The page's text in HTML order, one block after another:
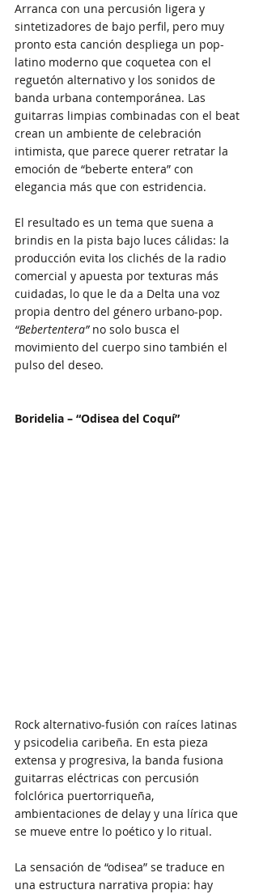
Arranca con una percusión ligera y
sintetizadores de bajo perfil, pero muy
pronto esta canción despliega un pop-
latino moderno que coquetea con el
reguetón alternativo y los sonidos de
banda urbana contemporánea. Las
guitarras limpias combinadas con el beat
crean un ambiente de celebración
intimista, que parece querer retratar la
emoción de “beberte entera” con
elegancia más que con estridencia.
El resultado es un tema que suena a
brindis en la pista bajo luces cálidas: la
producción evita los clichés de la radio
comercial y apuesta por texturas más
cuidadas, lo que le da a Delta una voz
propia dentro del género urbano-pop.
“Bebertentera” no solo busca el
movimiento del cuerpo sino también el
pulso del deseo.
Boridelia – “Odisea del Coquí”
Rock alternativo-fusión con raíces latinas
y psicodelia caribeña. En esta pieza
extensa y progresiva, la banda fusiona
guitarras eléctricas con percusión
folclórica puertorriqueña,
ambientaciones de delay y una lírica que
se mueve entre lo poético y lo ritual.
La sensación de “odisea” se traduce en
una estructura narrativa propia: hay